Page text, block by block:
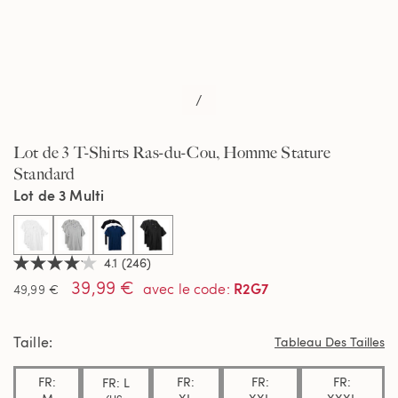
/
Lot de 3 T-Shirts Ras-du-Cou, Homme Stature
Standard
4.1
étoiles
sur
de
note
moyenne.
4.1 (246)
49,99 €
39,99 € avec le code: R2G7
Lot de 3 Multi
selected
Taille Tableau Des Tailles
FR:
FR: L
FR:
FR:
FR: